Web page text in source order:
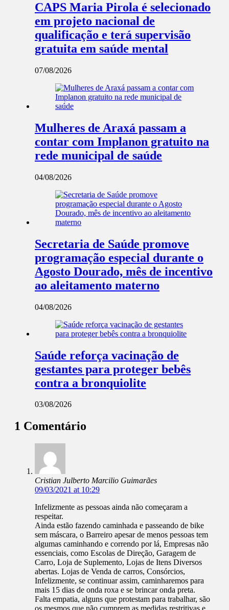
CAPS Maria Pirola é selecionado
em projeto nacional de
qualificação e terá supervisão
gratuita em saúde mental
07/08/2026
Mulheres de Araxá passam a
contar com Implanon gratuito na
rede municipal de saúde
04/08/2026
Secretaria de Saúde promove
programação especial durante o
Agosto Dourado, mês de incentivo
ao aleitamento materno
04/08/2026
Saúde reforça vacinação de
gestantes para proteger bebês
contra a bronquiolite
03/08/2026
1 Comentário
Cristian Julberto Marcilio Guimarães
09/03/2021 at 10:29
Infelizmente as pessoas ainda não começaram a
respeitar.
Ainda estão fazendo caminhada e passeando de bike
sem máscara, o Barreiro apesar de menos pessoas tem
algumas caminhando e correndo por lá, Empresas não
essenciais, como Escolas de Direção, Garagem de
Carro, Loja de Suplemento, Lojas de Itens Diversos
abertas. Lojas de Venda de carros, Consórcios,
Infelizmente, se continuar assim, caminharemos para
mais 15 dias de onda roxa e se brincar onda preta.
Falta empatia, alguns que protestam para trabalhar, são